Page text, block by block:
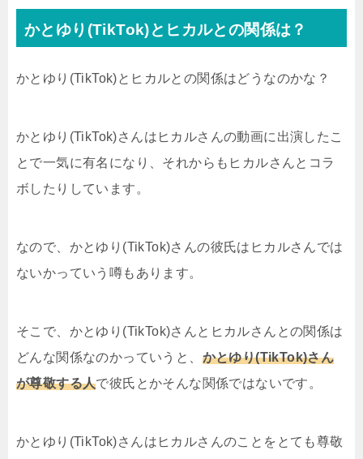
かとゆり(TikTok)とヒカルとの関係は？
かとゆり(TikTok)とヒカルとの関係はどうなのかな？
かとゆり(TikTok)さんはヒカルさんの動画に出演したこ
とで一気に有名になり、それからもヒカルさんとコラ
ボしたりしています。
なので、かとゆり(TikTok)さんの彼氏はヒカルさんでは
ないかっていう噂もあります。
そこで、かとゆり(TikTok)さんとヒカルさんとの関係は
どんな関係なのかっていうと、 かとゆり(TikTok)さん
が尊敬する人で彼氏とかそんな関係ではないです。
かとゆり(TikTok)さんはヒカルさんのことをとても尊敬